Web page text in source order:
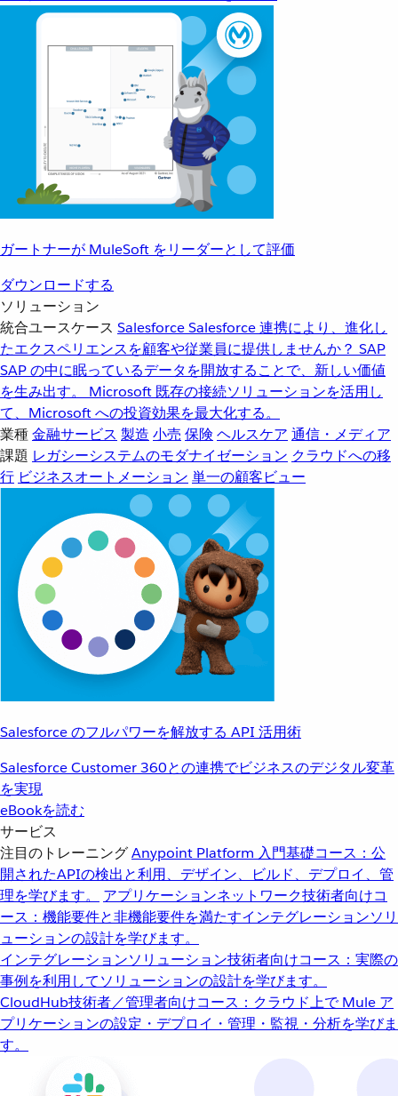
ガートナーが MuleSoft をリーダーとして評価
ダウンロードする
ソリューション
統合ユースケース SalesforceSalesforce 連携により、進化し
たエクスペリエンスを顧客や従業員に提供しませんか？ SAP
SAP の中に眠っているデータを開放することで、新しい価値
を生み出す。
Microsoft 既存の接続ソリューションを活用し
て、Microsoft への投資効果を最大化する。
業種金融サービス 製造 小売 保険 ヘルスケア 通信・メディア
課題 レガシーシステムのモダナイゼーション クラウドへの移
行 ビジネスオートメーション 単一の顧客ビュー
Salesforce のフルパワーを解放する API 活用術
Salesforce Customer 360との連携でビジネスのデジタル変革
を実現
eBookを読む
サービス
注目のトレーニングAnypoint Platform 入門基礎コース：公
開されたAPIの検出と利用、デザイン、ビルド、デプロイ、管
理を学びます。
アプリケーションネットワーク技術者向けコ
ース：機能要件と非機能要件を満たすインテグレーションソリ
ューションの設計を学びます。
インテグレーションソリューション技術者向けコース：実際の
事例を利用してソリューションの設計を学びます。
CloudHub技術者／管理者向けコース：クラウド上で Mule ア
プリケーションの設定・デプロイ・管理・監視・分析を学びま
す。